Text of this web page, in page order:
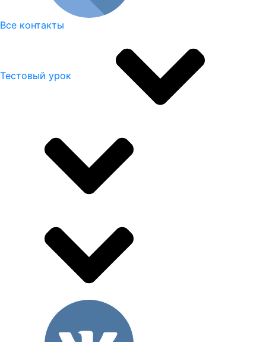
Все контакты
Тестовый урок